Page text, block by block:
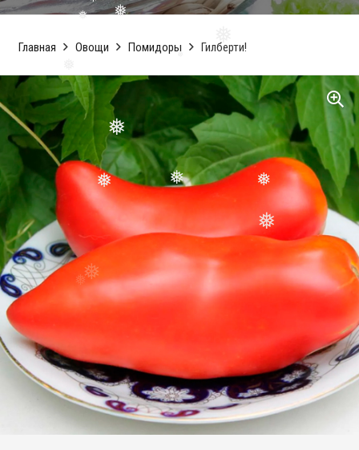
❅
❅
❅
❅
❅
❅
❅
❅
Главная Овощи Помидоры Гилберти!